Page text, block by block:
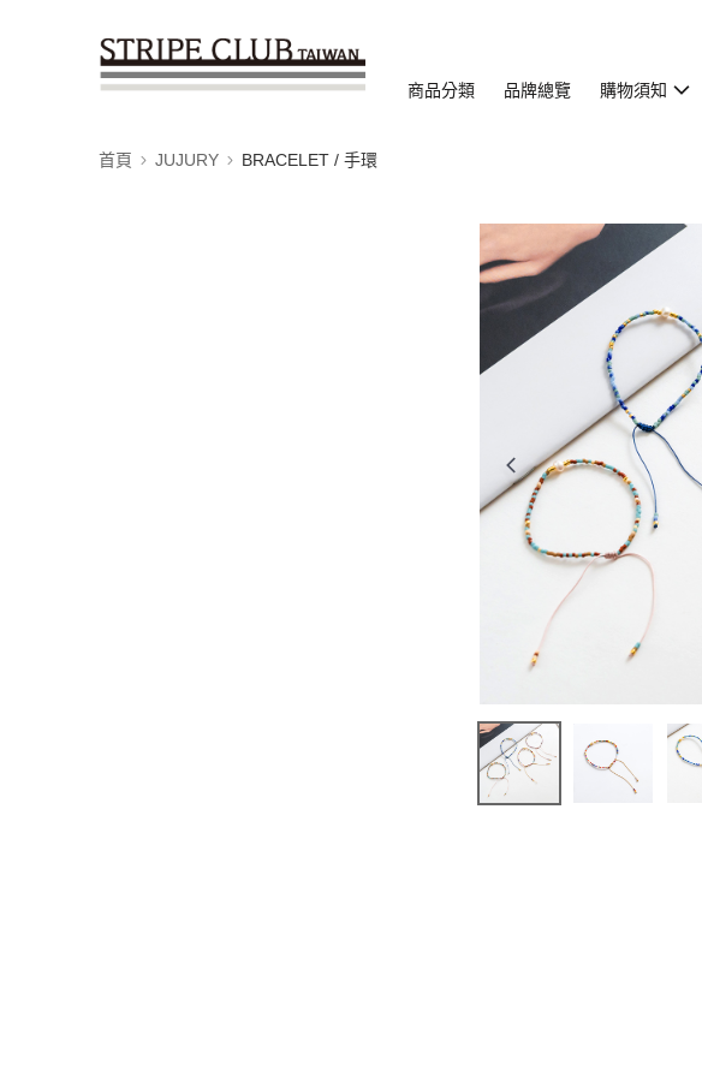
商品分類 品牌總覽 購物須知
首頁 JUJURY BRACELET / 手環